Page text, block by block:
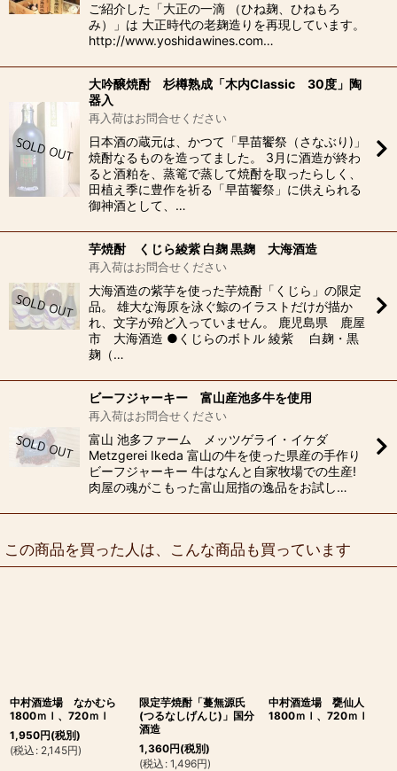
ご紹介した「大正の一滴 （ひね麹、ひねもろ
み）」は 大正時代の老麹造りを再現しています。
http://www.yoshidawines.com…
大吟醸焼酎 杉樽熟成「木内Classic 30度」陶
器入
再入荷はお問合せください
日本酒の蔵元は、かつて「早苗饗祭（さなぶり)」
焼酎なるものを造ってました。 3月に酒造が終わ
ると酒粕を、蒸篭で蒸して焼酎を取ったらしく、
田植え季に豊作を祈る「早苗饗祭」に供えられる
御神酒として、…
芋焼酎 くじら綾紫 白麹 黒麹 大海酒造
再入荷はお問合せください
大海酒造の紫芋を使った芋焼酎「くじら」の限定
品。 雄大な海原を泳ぐ鯨のイラストだけが描か
れ、文字が殆ど入っていません。 鹿児島県 鹿屋
市 大海酒造 ●くじらのボトル 綾紫 白麹・黒
麹（…
ビーフジャーキー 富山産池多牛を使用
再入荷はお問合せください
富山 池多ファーム メッツゲライ・イケダ
Metzgerei Ikeda 富山の牛を使った県産の手作り
ビーフジャーキー 牛はなんと自家牧場での生産!
肉屋の魂がこもった富山屈指の逸品をお試し…
この商品を買った人は、こんな商品も買っています
中村酒造場 なかむら
1800ｍｌ、720ｍｌ
1,950円(税別)
(税込 : 2,145円)
限定芋焼酎「蔓無源氏
(つるなしげんじ)」国分
酒造
1,360円(税別)
(税込 : 1,496円)
中村酒造場 甕仙人
1800ｍｌ、720ｍｌ